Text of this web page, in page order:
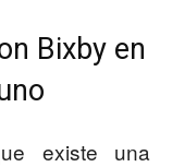
Bixby en
existe una